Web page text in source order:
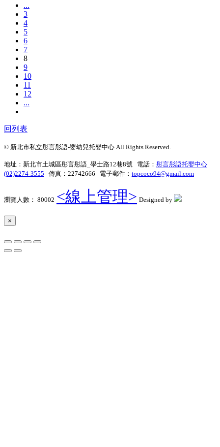
...
3
4
5
6
7
8
9
10
11
12
...
回列表
© 新北市私立彤言彤語-嬰幼兒托嬰中心 All Rights Reserved.
地址：新北市土城區彤言彤語_學士路12巷8號 電話： 彤言彤語托嬰中心
(02)2274-3555 傳真：22742666 電子郵件： topcoco94@gmail.com
瀏覽人數： 80002 <線上管理> Designed by
×